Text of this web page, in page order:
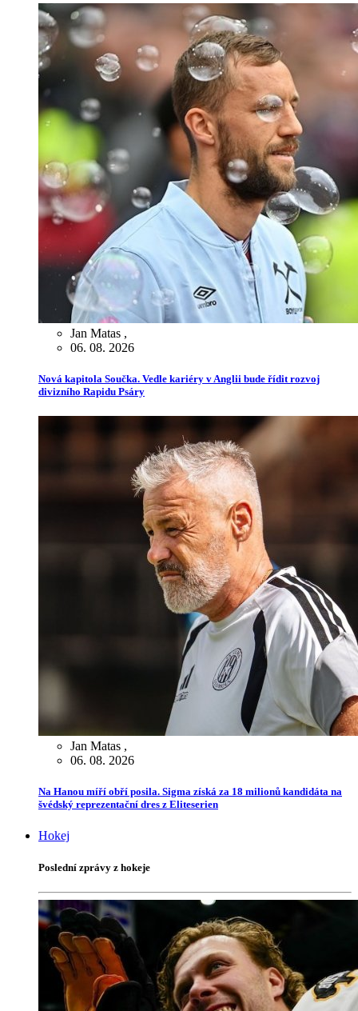
Jan Matas ,
06. 08. 2026
Nová kapitola Součka. Vedle kariéry v Anglii bude řídit rozvoj
divizního Rapidu Psáry
Jan Matas ,
06. 08. 2026
Na Hanou míří obří posila. Sigma získá za 18 milionů kandidáta na
švédský reprezentační dres z Eliteserien
Hokej
Poslední zprávy z hokeje